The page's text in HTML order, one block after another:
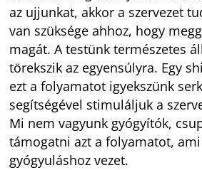
az ujjunkat, akkor a szervezet
van szüksége ahhoz, hogy
magát. A testünk természetes
törekszik az egyensúlyra. Egy
ezt a folyamatot igyekszünk
segítségével stimuláljuk a
Mi nem vagyunk gyógyítók,
támogatni azt a folyamatot,
gyógyuláshoz vezet.